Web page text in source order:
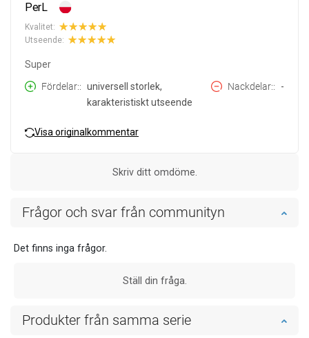
PerL
Kvalitet:
Utseende:
Super
Fördelar:
universell storlek,
karakteristiskt utseende
Nackdelar: -
Visa originalkommentar
Skriv ditt omdöme.
Frågor och svar från communityn
Det finns inga frågor.
Ställ din fråga.
Produkter från samma serie